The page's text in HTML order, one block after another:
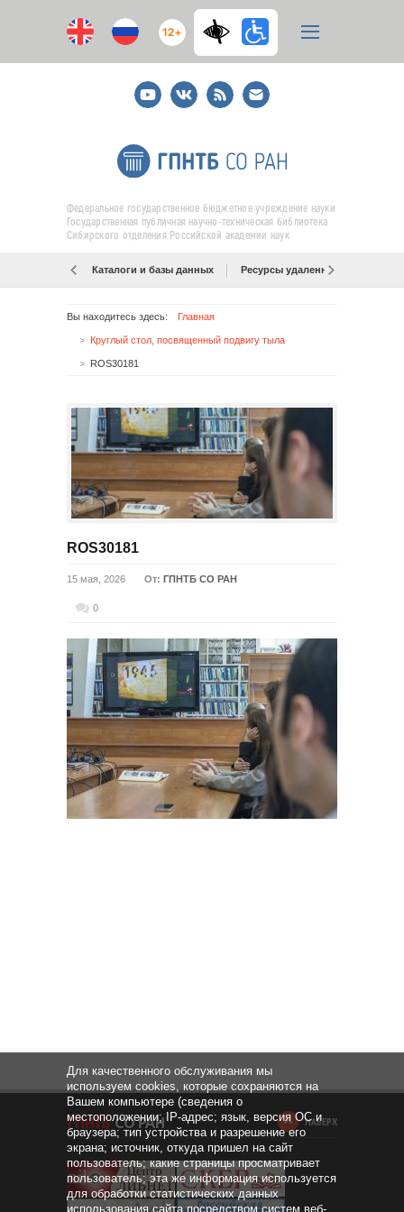
12+
YoutubeВКонтакте
RSS
E-
mail
подписка
Федеральное государственное бюджетное учреждение науки
Государственная публичная научно-техническая библиотека
Сибирского отделения Российской академии наук
Каталоги и базы данных Ресурсы удаленного доступа
Вы находитесь здесь: Главная
Круглый стол, посвященный подвигу тыла
ROS30181
ROS30181
15 мая, 2026 От: ГПНТБ СО РАН
0
НАВЕРХ
Для качественного обслуживания мы
используем cookies, которые сохраняются на
Вашем компьютере (сведения о
местоположении; IP-адрес; язык, версия ОС и
браузера; тип устройства и разрешение его
экрана; источник, откуда пришел на сайт
пользователь; какие страницы просматривает
пользователь; эта же информация используется
для обработки статистических данных
использования сайта посредством систем веб-